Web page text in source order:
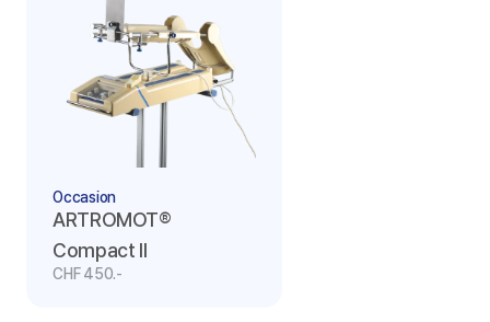
Occasion
ARTROMOT®
Compact II
CHF 450.-